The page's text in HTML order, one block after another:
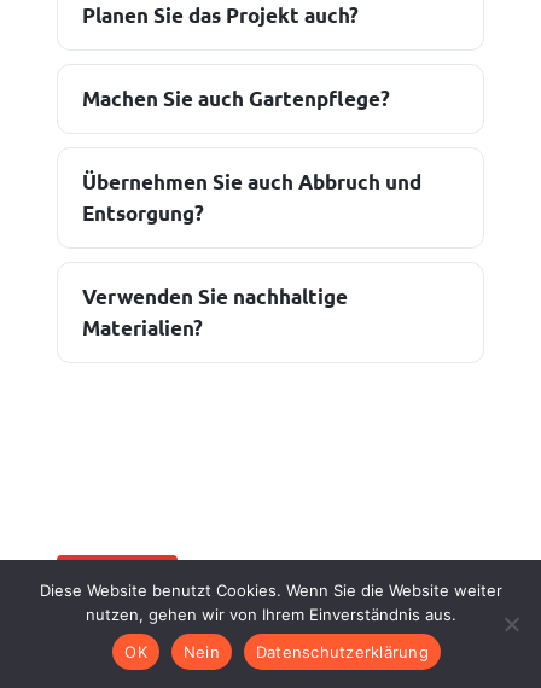
Planen Sie das Projekt auch?
Machen Sie auch Gartenpflege?
Übernehmen Sie auch Abbruch und
Entsorgung?
Verwenden Sie nachhaltige
Materialien?
Ihr Bauprojekt? Sprechen wir
Diese Website benutzt Cookies. Wenn Sie die Website weiter
nutzen, gehen wir von Ihrem Einverständnis aus.
OK
Nein Datenschutzerklärung